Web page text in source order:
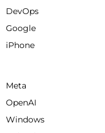
DevOps
Google
iPhone
Meta
OpenAI
Windows